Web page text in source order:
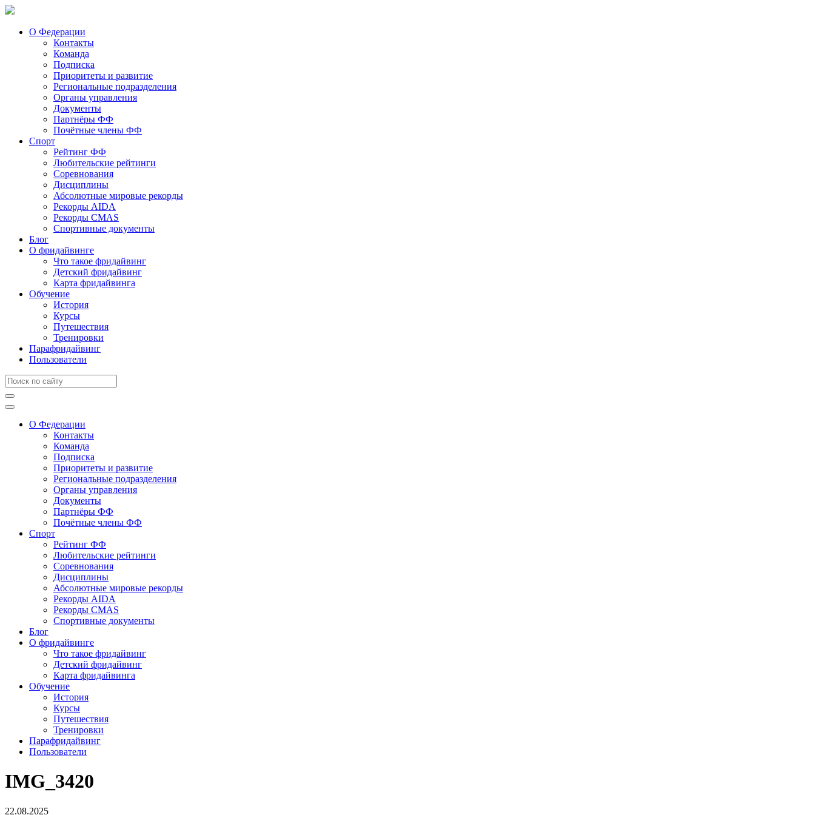
О Федерации
Контакты
Команда
Подписка
Приоритеты и развитие
Региональные подразделения
Органы управления
Документы
Партнёры ФФ
Почётные члены ФФ
Спорт
Рейтинг ФФ
Любительские рейтинги
Соревнования
Дисциплины
Абсолютные мировые рекорды
Рекорды AIDA
Рекорды CMAS
Спортивные документы
Блог
О фридайвинге
Что такое фридайвинг
Детский фридайвинг
Карта фридайвинга
Обучение
История
Курсы
Путешествия
Тренировки
Парафридайвинг
Пользователи
О Федерации
Контакты
Команда
Подписка
Приоритеты и развитие
Региональные подразделения
Органы управления
Документы
Партнёры ФФ
Почётные члены ФФ
Спорт
Рейтинг ФФ
Любительские рейтинги
Соревнования
Дисциплины
Абсолютные мировые рекорды
Рекорды AIDA
Рекорды CMAS
Спортивные документы
Блог
О фридайвинге
Что такое фридайвинг
Детский фридайвинг
Карта фридайвинга
Обучение
История
Курсы
Путешествия
Тренировки
Парафридайвинг
Пользователи
IMG_3420
22.08.2025